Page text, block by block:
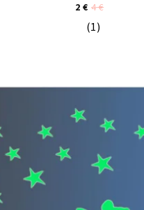
2 € 4 €
Priemerné
(1)